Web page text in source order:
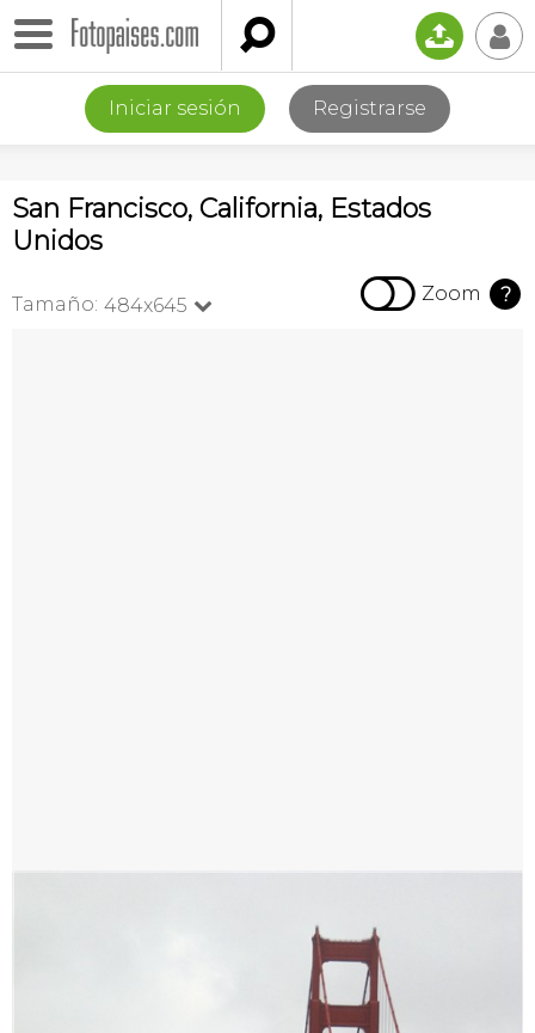
 📤 👤
Iniciar sesión Registrarse
San Francisco, California, Estados
Unidos
Tamaño: 484x645   Zoom ?